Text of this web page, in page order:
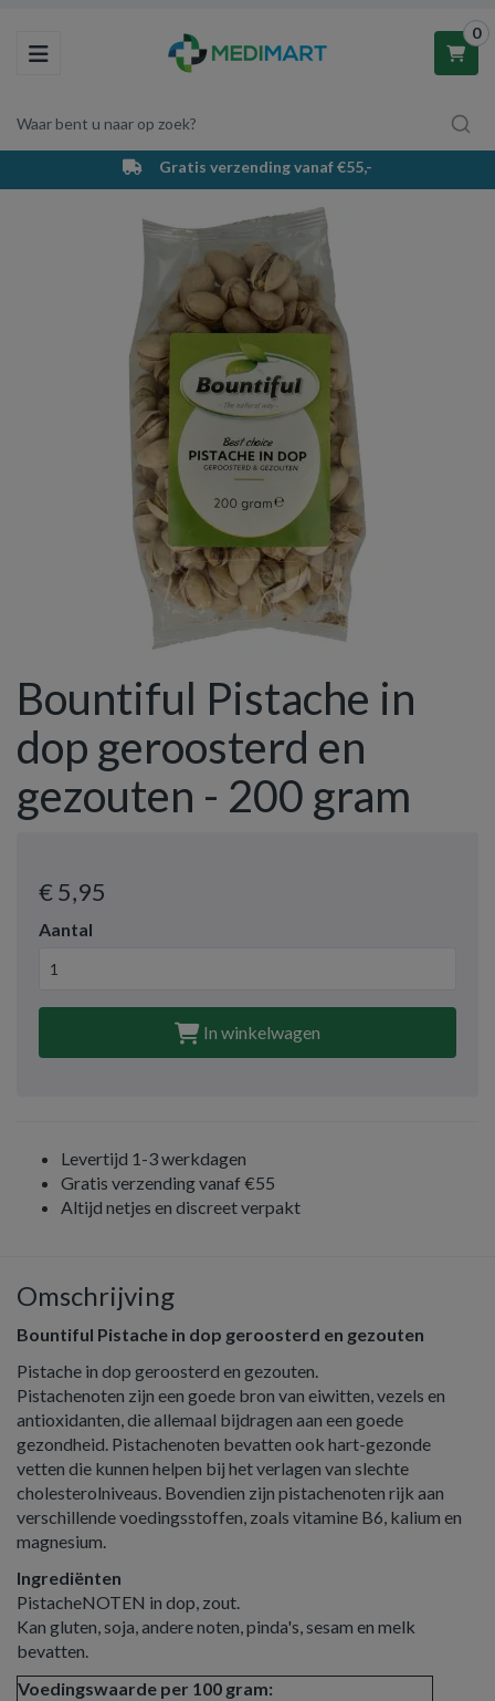
Toggle navigation
Waar bent u naar op zoek?
0
Winkelwagen
Uw winkelwagen is leeg.
Vul hem met producten.
Gratis verzending vanaf €55,-
Bountiful Pistache in
dop geroosterd en
gezouten - 200 gram
€ 5,95
Aantal
In winkelwagen
Levertijd 1-3 werkdagen
Gratis verzending vanaf €55
Altijd netjes en discreet verpakt
Omschrijving
Bountiful Pistache in dop geroosterd en gezouten
Pistache in dop geroosterd en gezouten.
Pistachenoten zijn een goede bron van eiwitten, vezels en
antioxidanten, die allemaal bijdragen aan een goede
gezondheid. Pistachenoten bevatten ook hart-gezonde
vetten die kunnen helpen bij het verlagen van slechte
cholesterolniveaus. Bovendien zijn pistachenoten rijk aan
verschillende voedingsstoffen, zoals vitamine B6, kalium en
magnesium.
Ingrediënten
PistacheNOTEN in dop, zout.
Kan gluten, soja, andere noten, pinda's, sesam en melk
bevatten.
Voedingswaarde per 100 gram: